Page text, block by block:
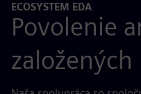
ECOSYSTEM EDA
Povolenie
založených